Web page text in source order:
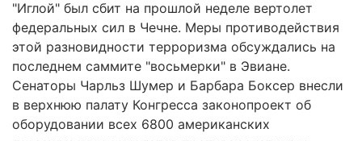
"Иглой" был сбит на прошлой неделе вертолет
федеральных сил в Чечне. Меры противодействия
этой разновидности терроризма обсуждались на
последнем саммите "восьмерки" в Эвиане.
Сенаторы Чарльз Шумер и Барбара Боксер внесли
в верхнюю палату Конгресса законопроект об
оборудовании всех 6800 американских